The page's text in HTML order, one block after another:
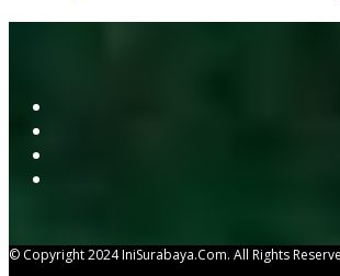
© Copyright 2024 IniSurabaya.com. All Rights